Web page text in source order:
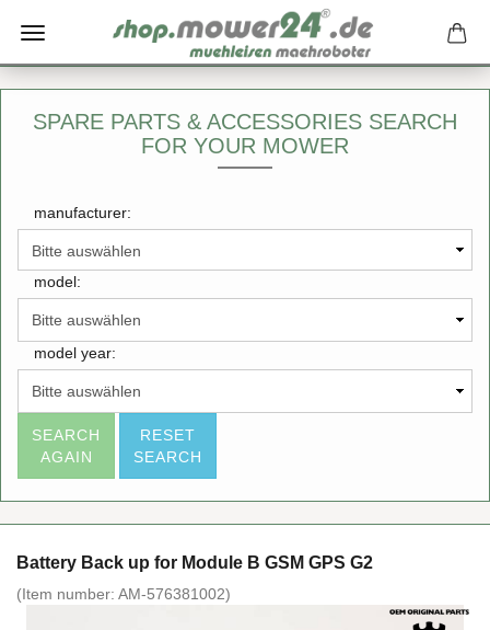
SPARE PARTS & ACCESSORIES SEARCH
FOR YOUR MOWER
manufacturer:
model:
model year:
SEARCH
AGAIN
RESET
SEARCH
Battery Back up for Module B GSM GPS G2
(Item number: AM-576381002)